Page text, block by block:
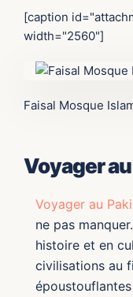
[caption
width="2560"]
Faisal Mosque
Voyager
Voyager au
ne pas
histoire et en
civilisations au